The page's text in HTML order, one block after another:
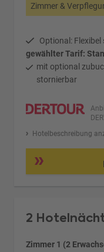
Zimmer &
Optional:
gewählter Tarif:
mit optional
stornierbar
Hotelbeschreibung
2
Zimmer 1 (2